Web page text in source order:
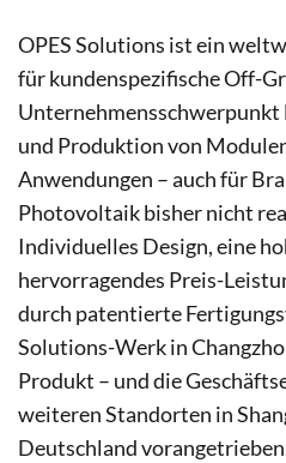
OPES Solutions ist ein
für kundenspezifische Off-
und Produktion von
Anwendungen – auch für
Photovoltaik bisher nicht
Individuelles Design, eine
hervorragendes Preis-
durch patentierte
Solutions-Werk in
Produkt – und die
weiteren Standorten in
Deutschland